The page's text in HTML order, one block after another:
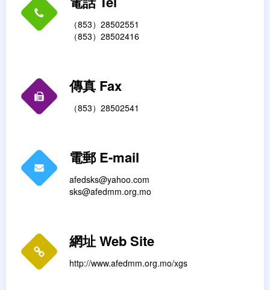
（853）28502551
（853）28502416
傳真 Fax
（853）28502541
電郵 E-mail
afedsks@yahoo.com
sks@afedmm.org.mo
網址 Web Site
http://www.afedmm.org.mo/xgs